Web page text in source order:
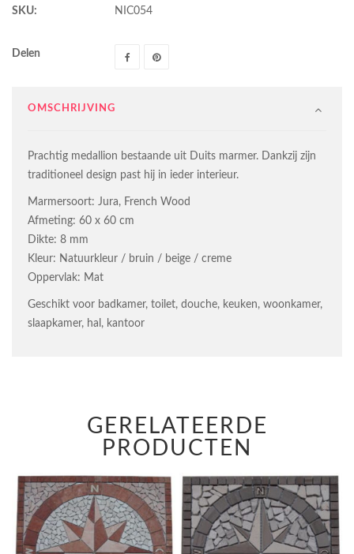
SKU: NIC054
Delen
OMSCHRIJVING
Prachtig medallion bestaande uit Duits marmer. Dankzij zijn
traditioneel design past hij in ieder interieur.
Marmersoort: Jura, French Wood
Afmeting: 60 x 60 cm
Dikte: 8 mm
Kleur: Natuurkleur / bruin / beige / creme
Oppervlak: Mat
Geschikt voor badkamer, toilet, douche, keuken, woonkamer,
slaapkamer, hal, kantoor
GERELATEERDE
PRODUCTEN